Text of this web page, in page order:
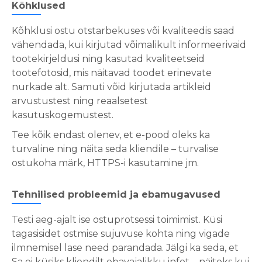
Kõhklused
Kõhklusi ostu otstarbekuses või kvaliteedis saad
vähendada, kui kirjutad võimalikult informeerivaid
tootekirjeldusi ning kasutad kvaliteetseid
tootefotosid, mis näitavad toodet erinevate
nurkade alt. Samuti võid kirjutada artikleid
arvustustest ning reaalsetest
kasutuskogemustest.
Tee kõik endast olenev, et e-pood oleks ka
turvaline ning näita seda kliendile – turvalise
ostukoha märk, HTTPS-i kasutamine jm.
Tehnilised probleemid ja ebamugavused
Testi aeg-ajalt ise ostuprotsessi toimimist. Küsi
tagasisidet ostmise sujuvuse kohta ning vigade
ilmnemisel lase need parandada. Jälgi ka seda, et